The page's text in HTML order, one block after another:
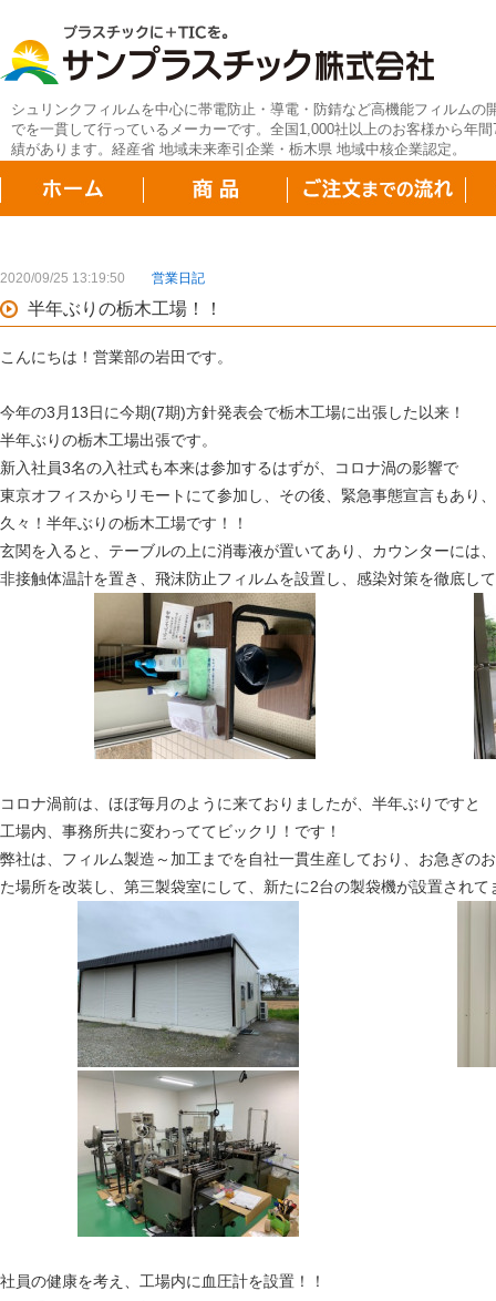
シュリンクフィルムを中心に帯電防止・導電・防錆など高機能フィルムの
でを一貫して行っているメーカーです。全国1,000社以上のお客様から年
績があります。経産省 地域未来牽引企業・栃木県 地域中核企業認定。
2020/09/25 13:19:50 営業日記
半年ぶりの栃木工場！！
こんにちは！営業部の岩田です。
今年の3月13日に今期(7期)方針発表会で栃木工場に出張した以来！
半年ぶりの栃木工場出張です。
新入社員3名の入社式も本来は参加するはずが、コロナ渦の影響で
東京オフィスからリモートにて参加し、その後、緊急事態宣言もあり、
久々！半年ぶりの栃木工場です！！
玄関を入ると、テーブルの上に消毒液が置いてあり、カウンターには、
非接触体温計を置き、飛沫防止フィルムを設置し、感染対策を徹底し
コロナ渦前は、ほぼ毎月のように来ておりましたが、半年ぶりですと
工場内、事務所共に変わっててビックリ！です！
弊社は、フィルム製造～加工までを自社一貫生産しており、お急ぎの
た場所を改装し、第三製袋室にして、新たに2台の製袋機が設置されて
社員の健康を考え、工場内に血圧計を設置！！